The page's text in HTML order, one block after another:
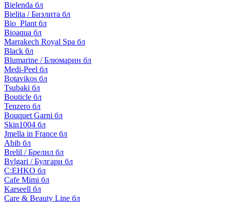
Bielenda бл
Bielita / Биэлита бл
Bio_Plant бл
Bioaqua бл
Marrakech Royal Spa бл
Black бл
Blumarine / Блюмарин бл
Medi-Peel бл
Botavikos бл
Tsubaki бл
Bouticle бл
Tenzero бл
Bouquet Garni бл
Skin1004 бл
Jmella in France бл
Abib бл
Brelil / Брелил бл
Bvlgari / Булгари бл
C:EHKO бл
Cafe Mimi бл
Karseell бл
Care & Beauty Line бл